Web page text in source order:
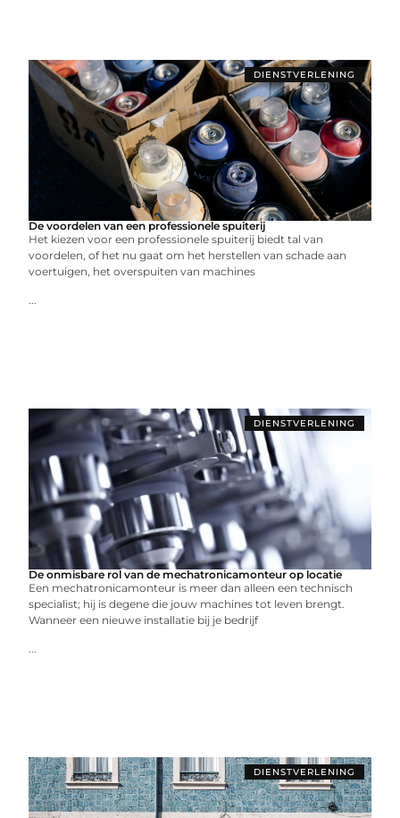
DIENSTVERLENING
De voordelen van een professionele spuiterij
Het kiezen voor een professionele spuiterij biedt tal van
voordelen, of het nu gaat om het herstellen van schade aan
voertuigen, het overspuiten van machines
...
DIENSTVERLENING
De onmisbare rol van de mechatronicamonteur op locatie
Een mechatronicamonteur is meer dan alleen een technisch
specialist; hij is degene die jouw machines tot leven brengt.
Wanneer een nieuwe installatie bij je bedrijf
...
DIENSTVERLENING